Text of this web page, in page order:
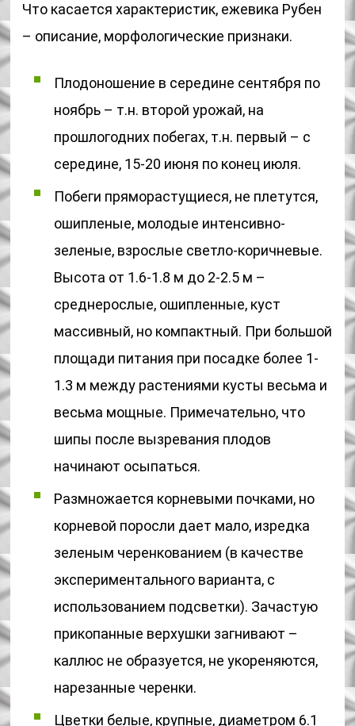
Что касается характеристик, ежевика Рубен
– описание, морфологические признаки.
Плодоношение в середине сентября по
ноябрь – т.н. второй урожай, на
прошлогодних побегах, т.н. первый – с
середине, 15-20 июня по конец июля.
Побеги пряморастущиеся, не плетутся,
ошипленые, молодые интенсивно-
зеленые, взрослые светло-коричневые.
Высота от 1.6-1.8 м до 2-2.5 м –
среднерослые, ошипленные, куст
массивный, но компактный. При большой
площади питания при посадке более 1-
1.3 м между растениями кусты весьма и
весьма мощные. Примечательно, что
шипы после вызревания плодов
начинают осыпаться.
Размножается корневыми почками, но
корневой поросли дает мало, изредка
зеленым черенкованием (в качестве
экспериментального варианта, с
использованием подсветки). Зачастую
прикопанные верхушки загнивают –
каллюс не образуется, не укореняются,
нарезанные черенки.
Цветки белые, крупные, диаметром 6.1